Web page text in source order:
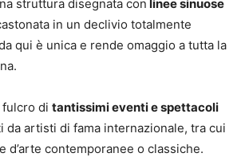
struttura disegnata con linee sinuose
in un declivio totalmente
qui è unica e rende omaggio a tutta la
di tantissimi eventi e spettacoli
da artisti di fama internazionale, tra cui
d’arte contemporanee o classiche.